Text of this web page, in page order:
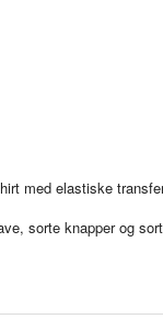
med elastiske
sorte knapper og